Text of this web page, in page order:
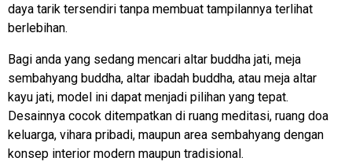
daya tarik tersendiri tanpa membuat tampilannya terlihat
berlebihan.
Bagi anda yang sedang mencari altar buddha jati, meja
sembahyang buddha, altar ibadah buddha, atau meja altar
kayu jati, model ini dapat menjadi pilihan yang tepat.
Desainnya cocok ditempatkan di ruang meditasi, ruang doa
keluarga, vihara pribadi, maupun area sembahyang dengan
konsep interior modern maupun tradisional.